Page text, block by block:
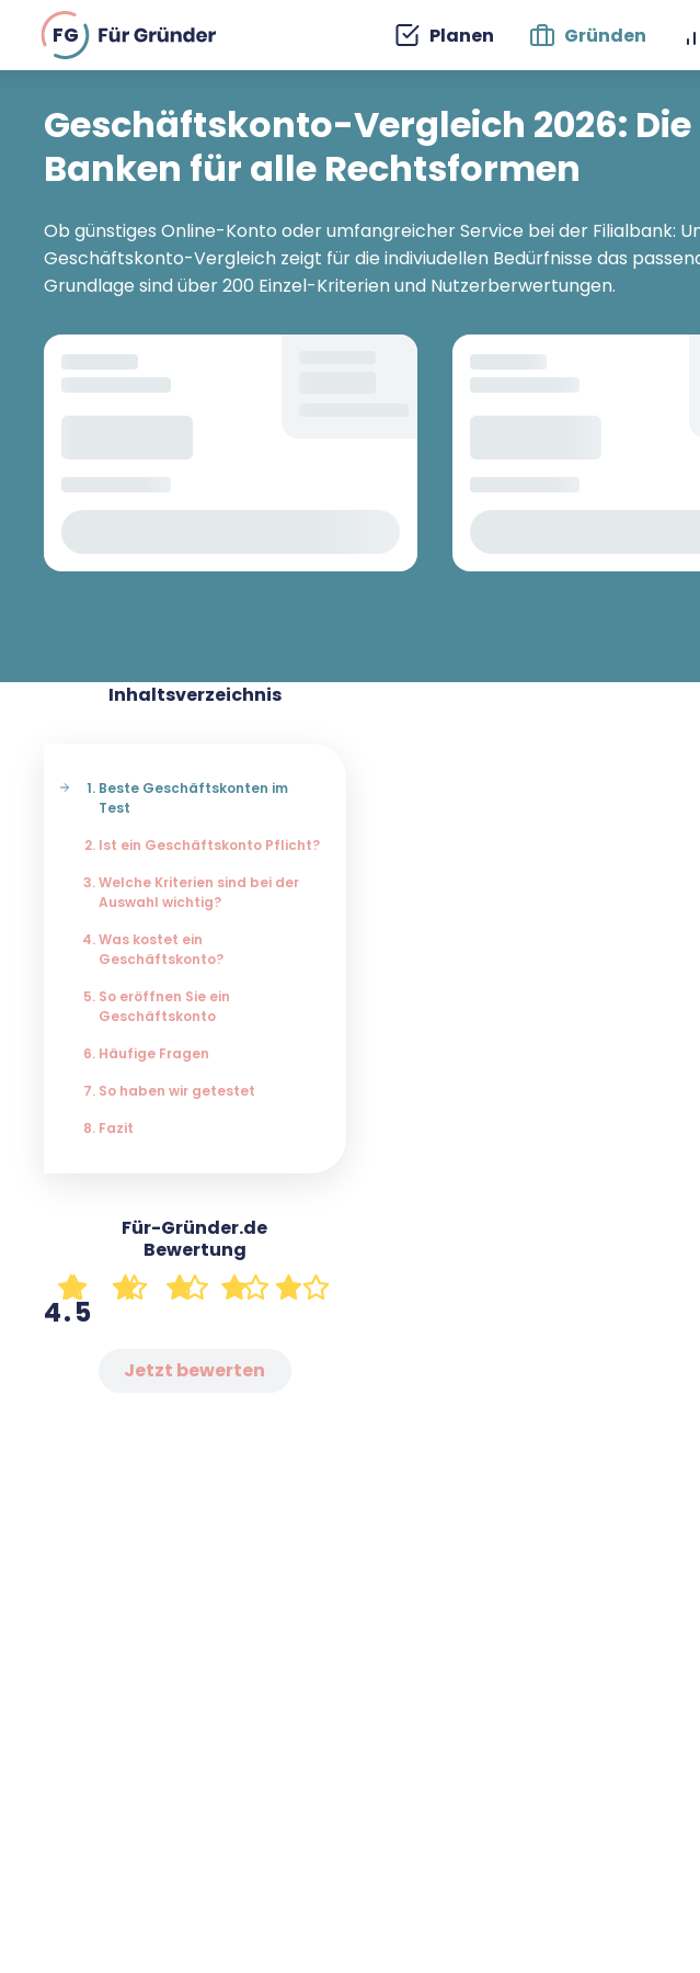
FG Planen Gründen
Geschäftskonto-Vergleich 2026:
Banken für alle Rechtsformen
Ob günstiges Online-Konto oder umfangreicher Service bei der Filialbank:
Geschäftskonto-Vergleich zeigt für die indiviudellen Bedürfnisse das
Grundlage sind über 200 Einzel-Kriterien und Nutzerberwertungen.
Inhaltsverzeichnis
Beste Geschäftskonten im
Test
Ist ein Geschäftskonto Pflicht?
Welche Kriterien sind bei der
Auswahl wichtig?
Was kostet ein
Geschäftskonto?
So eröffnen Sie ein
Geschäftskonto
Häufige Fragen
So haben wir getestet
Fazit
Für-Gründer.de
Bewertung
4.5
Jetzt bewerten